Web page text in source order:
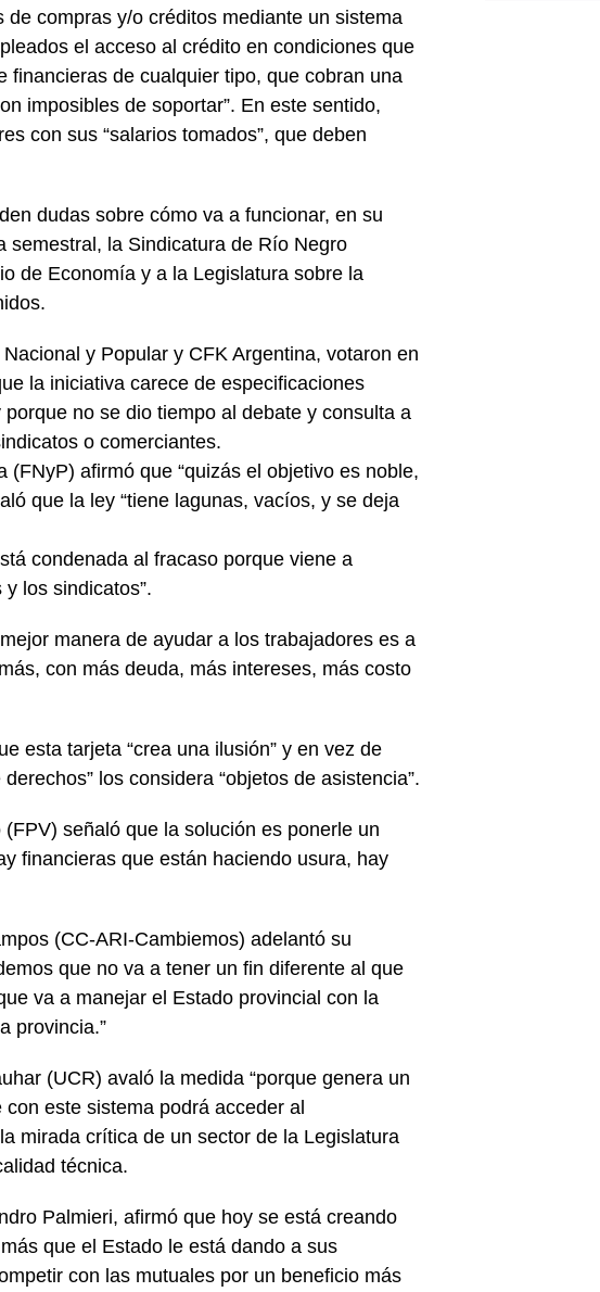
compras y/o créditos mediante un sistema
el acceso al crédito en condiciones que
financieras de cualquier tipo, que cobran una
imposibles de soportar”. En este sentido,
con sus “salarios tomados”, que deben
dudas sobre cómo va a funcionar, en su
semestral, la Sindicatura de Río Negro
de Economía y a la Legislatura sobre la
y Popular y CFK Argentina, votaron en
la iniciativa carece de especificaciones
no se dio tiempo al debate y consulta a
o comerciantes.
afirmó que “quizás el objetivo es noble,
que la ley “tiene lagunas, vacíos, y se deja
condenada al fracaso porque viene a
los sindicatos”.
manera de ayudar a los trabajadores es a
con más deuda, más intereses, más costo
esta tarjeta “crea una ilusión” y en vez de
los considera “objetos de asistencia”.
señaló que la solución es ponerle un
financieras que están haciendo usura, hay
(CC-ARI-Cambiemos) adelantó su
que no va a tener un fin diferente al que
va a manejar el Estado provincial con la
provincia.”
(UCR) avaló la medida “porque genera un
este sistema podrá acceder al
mirada crítica de un sector de la Legislatura
técnica.
Palmieri, afirmó que hoy se está creando
que el Estado le está dando a sus
con las mutuales por un beneficio más